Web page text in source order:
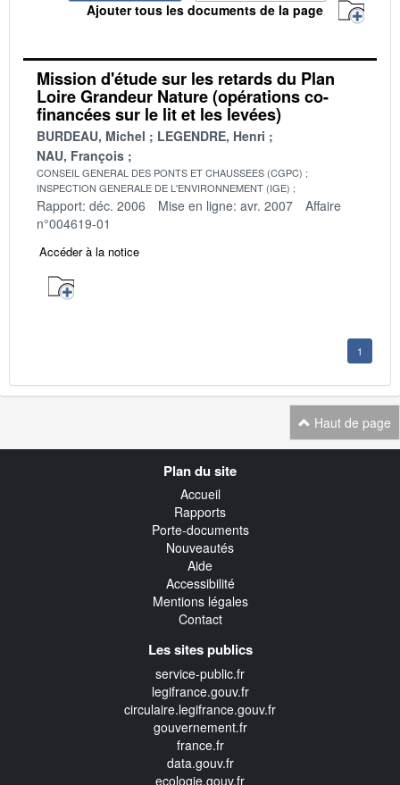
Ajouter tous les documents de la page
Mission d'étude sur les retards du Plan
Loire Grandeur Nature (opérations co-
financées sur le lit et les levées)
BURDEAU, Michel
LEGENDRE, Henri
NAU, François
CONSEIL GENERAL DES PONTS ET CHAUSSEES (CGPC)
INSPECTION GENERALE DE L'ENVIRONNEMENT (IGE)
Rapport: déc. 2006 Mise en ligne: avr. 2007
Affaire
n°004619-01
Accéder à la notice
1
Haut de page
Plan du site
Accueil
Rapports
Porte-documents
Nouveautés
Aide
Accessibilité
Mentions légales
Contact
Les sites publics
service-public.fr
legifrance.gouv.fr
circulaire.legifrance.gouv.fr
gouvernement.fr
france.fr
data.gouv.fr
ecologie.gouv.fr